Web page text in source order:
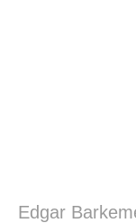
Edgar